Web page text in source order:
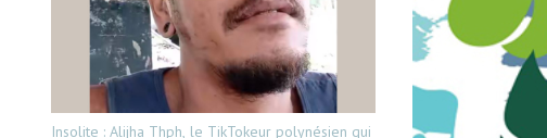
Insolite : Alijha Thph, le TikTokeur polynésien qui